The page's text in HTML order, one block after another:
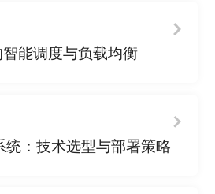
能调度与负载均衡
统：技术选型与部署策略